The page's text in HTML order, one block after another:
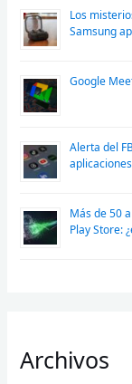
Los
Samsung
Google
Alerta del
Más de 50
Play Store:
Archivos